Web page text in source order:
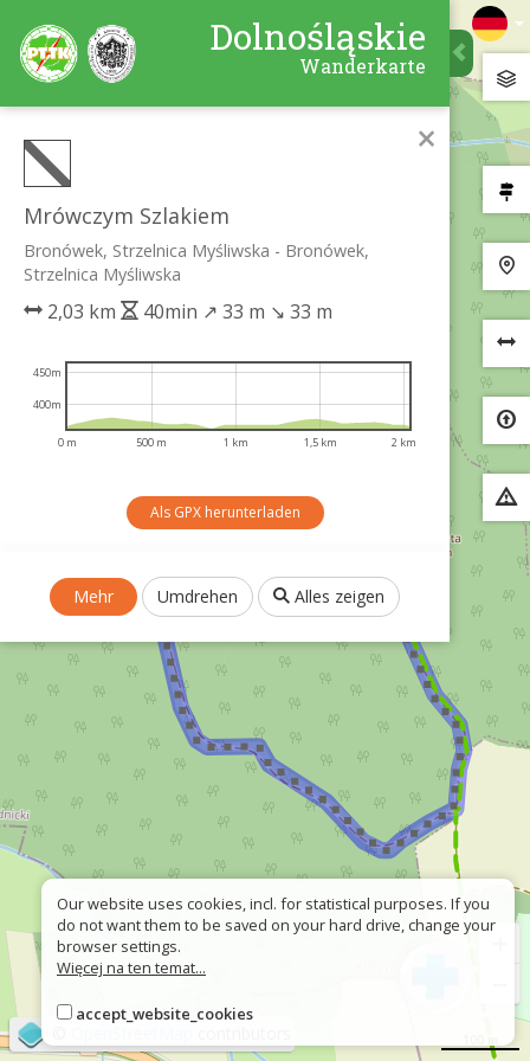
Dolnośląskie
Wanderkarte
×
Mrówczym Szlakiem
Bronówek, Strzelnica Myśliwska - Bronówek,
Strzelnica Myśliwska
2,03 km 40min ↗ 33 m ↘ 33 m
0 m 500 m 1 km 1,5 km 2 km
400m
450m
Als GPX herunterladen
Mehr Umdrehen Alles zeigen
Our website uses cookies, incl. for statistical purposes. If you
do not want them to be saved on your hard drive, change your
browser settings.
Więcej na ten temat...
accept_website_cookies